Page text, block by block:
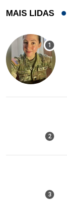
MAIS LIDAS